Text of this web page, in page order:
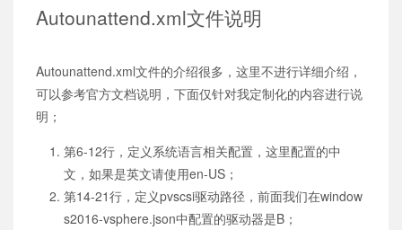
Autounattend.xml文件说明
Autounattend.xml文件的介绍很多，这里不进行详细介绍，
可以参考官方文档说明，下面仅针对我定制化的内容进行说
明；
第6-12行，定义系统语言相关配置，这里配置的中
文，如果是英文请使用en-US；
第14-21行，定义pvscsi驱动路径，前面我们在window
s2016-vsphere.json中配置的驱动器是B；